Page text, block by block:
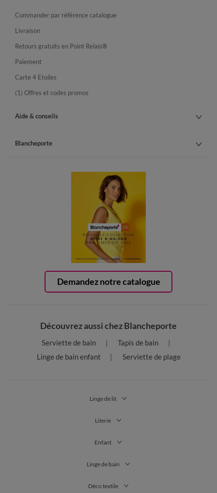
Demandez notre catalogue
Commander par référence catalogue
Livraison
Retours gratuits en Point Relais®
Paiement
Carte 4 Etoiles
(1) Offres et codes promos
Aide & conseils
Blancheporte
Découvrez aussi chez Blancheporte
Serviette de bain
Tapis de bain
Linge de bain enfant
Serviette de plage
Linge de lit
Literie
Enfant
Linge de bain
Déco textile